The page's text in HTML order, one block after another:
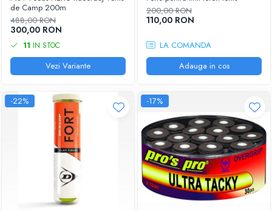
Babolat
Fete
Babolat
Baieti
Nike
Adidas
Accesorii Imbracaminte
Under Armour
de Camp 200m
488,00 RON
300,00 RON
11 IN STOC
Vezi Variante
200,00 RON
110,00 RON
LA COMANDA
Adauga in cos
-22% -17%